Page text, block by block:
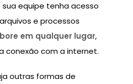
equipe tenha acesso
e processos
em qualquer lugar,
conexão com a internet.
outras formas de